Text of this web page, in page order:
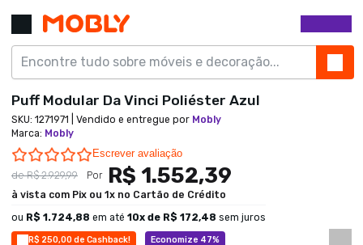
R$ 250,00 de Cashback! Economize 47%
Puff Modular Da Vinci Poliéster Azul
SKU: 1271971 | Vendido e entregue por Mobly
Marca: Mobly
0.0 star rating
Escrever avaliação
deR$ 2.929,99 Por R$ 1.552,39
à vista com Pix ou 1x no Cartão de Crédito
ou R$ 1.724,88 em até 10x de R$ 172,48 sem juros